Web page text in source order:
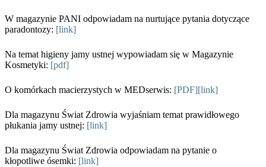
W magazynie PANI odpowiadam na nurtujące pytania dotyczące
paradontozy: [link]
Na temat higieny jamy ustnej wypowiadam się w Magazynie
Kosmetyki: [pdf]
O komórkach macierzystych w MEDserwis: [PDF][link]
Dla magazynu Świat Zdrowia wyjaśniam temat prawidłowego
płukania jamy ustnej: [link]
Dla magazynu Świat Zdrowia odpowiadam na pytanie o
kłopotliwe ósemki: [link]